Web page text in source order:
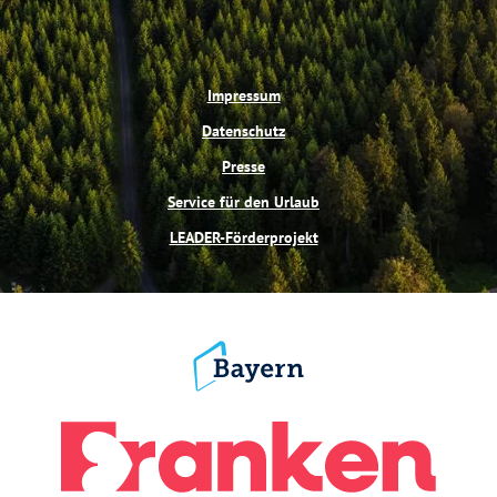
Impressum
Datenschutz
Presse
Service für den Urlaub
LEADER-Förderprojekt